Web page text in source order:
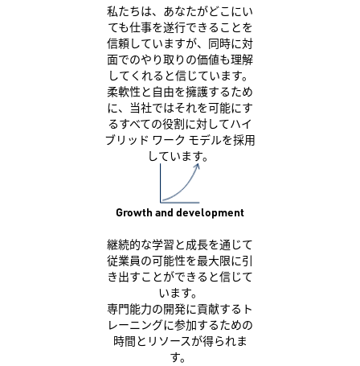
私たちは、あなたがどこにい
ても仕事を遂行できることを
信頼していますが、同時に対
面でのやり取りの価値も理解
してくれると信じています。
柔軟性と自由を擁護するため
に、当社ではそれを可能にす
るすべての役割に対してハイ
ブリッド ワーク モデルを採用
しています。
Growth and development
継続的な学習と成長を通じて
従業員の可能性を最大限に引
き出すことができると信じて
います。
専門能力の開発に貢献するト
レーニングに参加するための
時間とリソースが得られま
す。